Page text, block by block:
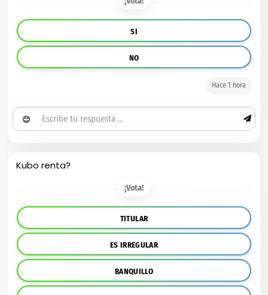
SI
NO
Hace 1 hora
😊
Kubo renta?
¡Vota!
TITULAR
ES IRREGULAR
BANQUILLO